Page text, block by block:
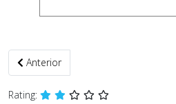
Artículo anterior: Directivos Docentes
Anterior
Rating: